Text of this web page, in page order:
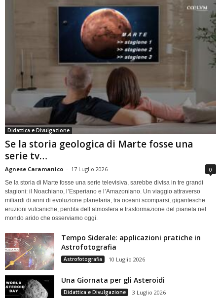
Didattica e Divulgazione
Se la storia geologica di Marte fosse una
serie tv…
Agnese Caramanico - 17 Luglio 2026 0
Se la storia di Marte fosse una serie televisiva, sarebbe divisa in tre grandi
stagioni: il Noachiano, l’Esperiano e l’Amazoniano. Un viaggio attraverso
miliardi di anni di evoluzione planetaria, tra oceani scomparsi, gigantesche
eruzioni vulcaniche, perdita dell’atmosfera e trasformazione del pianeta nel
mondo arido che osserviamo oggi.
Tempo Siderale: applicazioni pratiche in
Astrofotografia
Astrofotografia 10 Luglio 2026
Una Giornata per gli Asteroidi
Didattica e Divulgazione 3 Luglio 2026